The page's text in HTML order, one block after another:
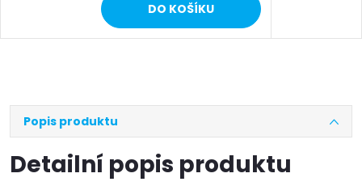
Popis produktu
Detailní popis produktu
DO KOŠÍKU